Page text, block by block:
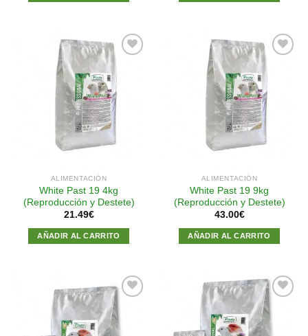
Añadir
lista de
deseos
ALIMENTACIÓN
White Past 19 4kg
(Reproducción y Destete)
21.49€
AÑADIR AL CARRITO
Añadir
lista de
deseos
ALIMENTACIÓN
White Past 19 9kg
(Reproducción y Destete)
43.00€
AÑADIR AL CARRITO
Añadir
Añadir